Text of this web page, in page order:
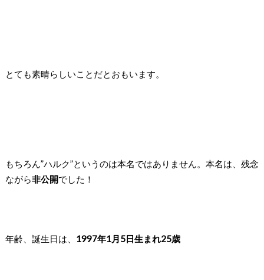
とても素晴らしいことだとおもいます。
もちろん”ハルク”というのは本名ではありません。 本名は、 残念
ながら非公開でした！
年齢、誕生日は、 1997年1月5日生まれ25歳